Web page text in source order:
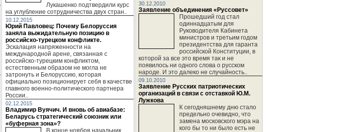
Лукашенко подтвердили курс
на углубление сотрудничества двух стран..
10.12.2015
Юрий Павловец: Почему Белоруссия
заняла выжидательную позицию в
российско-турецком конфликте.
Эскалация напряженности на
международной арене, связанная с
российско-турецким конфликтом,
естественным образом не могла не
затронуть и Белоруссию, которая
официально позиционирует себя в качестве
главного военно-политического партнера
России..
02.12.2015
Владимир Вуячич. И вновь об авиабазе:
Беларусь стратегический союзник или
«буферная зона»?
В конце ноября начальник
30.12.2010
Заявление объединения «Руссовет»
Прошедший год стал
одиннадцатым для
Руководителя Кабинета
министров и третьим годом
президентства для гаранта
российской Конституции, в
которой за все это время так и не
появилось ни одного слова о русском
народе. И это далеко не случайность..
09.10.2010
Заявление Русских патриотических
организаций в связи с отставкой Ю.М.
Лужкова
К сегодняшнему дню стало
предельно очевидно, что
замена московского мэра на
кого бы то ни было есть не